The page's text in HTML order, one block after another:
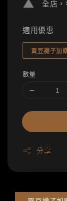
全店
適用優惠
買豆襪子加
數量
分享